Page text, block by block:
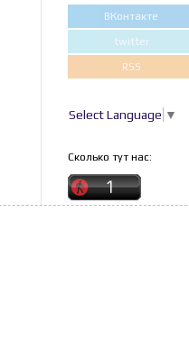
ВКонтакте
twitter
RSS
Select Language ▼
Сколько тут нас: